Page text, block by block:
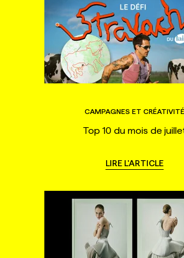
CAMPAGNES ET CRÉATIVITÉ
Top 10 du mois de
LIRE L'ARTICLE